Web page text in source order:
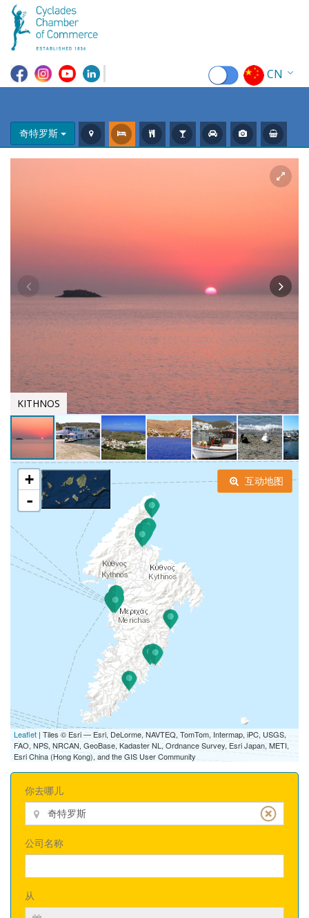
CN
EL
FR
DE
RU
奇特罗斯
KITHNOS
+
-
Leaflet | Tiles © Esri — Esri, DeLorme, NAVTEQ, TomTom, Intermap, iPC, USGS,
FAO, NPS, NRCAN, GeoBase, Kadaster NL, Ordnance Survey, Esri Japan, METI,
Esri China (Hong Kong), and the GIS User Community
互动地图
你去哪儿
公司名称
从